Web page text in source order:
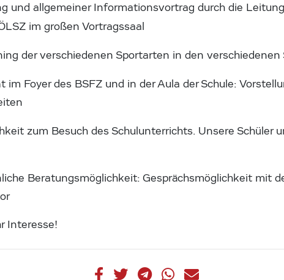
und allgemeiner Informationsvortrag durch die
im großen Vortragssaal
der verschiedenen Sportarten in den
im Foyer des BSFZ und in der Aula der Schule:
zum Besuch des Schulunterrichts. Unsere Schüler
Beratungsmöglichkeit: Gesprächsmöglichkeit mit
Interesse!